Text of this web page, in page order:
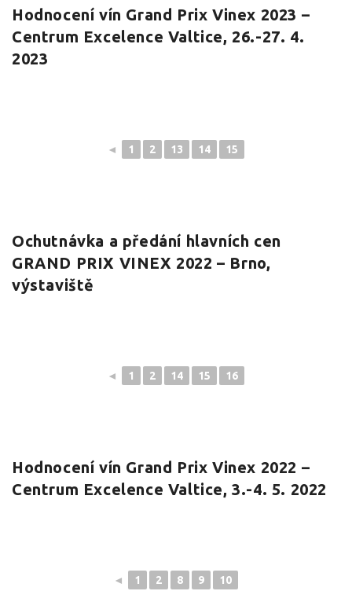
Hodnocení vín Grand Prix Vinex 2023 –
Centrum Excelence Valtice, 26.-27. 4.
2023
◄ 1 2 13 14 15
Ochutnávka a předání hlavních cen
GRAND PRIX VINEX 2022 – Brno,
výstaviště
◄ 1 2 14 15 16
Hodnocení vín Grand Prix Vinex 2022 –
Centrum Excelence Valtice, 3.-4. 5. 2022
◄ 1 2 8 9 10